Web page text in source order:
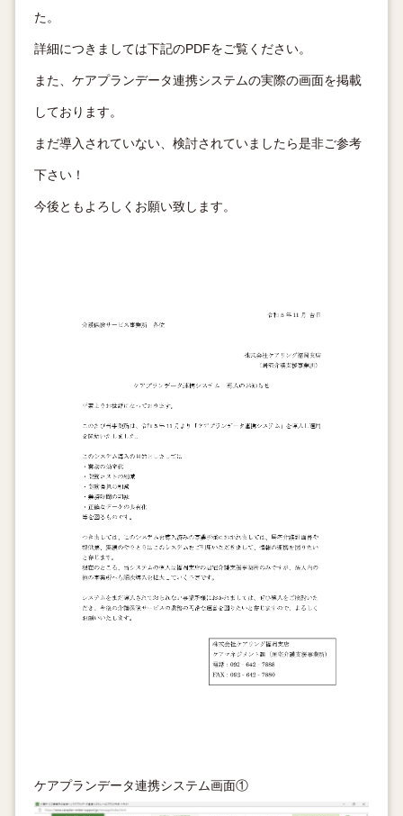
た。
詳細につきましては下記のPDFをご覧ください。
また、ケアプランデータ連携システムの実際の画面を掲載
しております。
まだ導入されていない、検討されていましたら是非ご参考
下さい！
今後ともよろしくお願い致します。
ケアプランデータ連携システム画面①